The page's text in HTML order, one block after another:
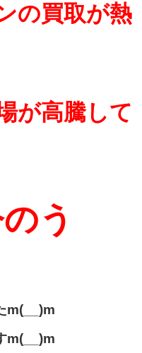
の買取が熱
が高騰して
う
m(__)m
m(__)m